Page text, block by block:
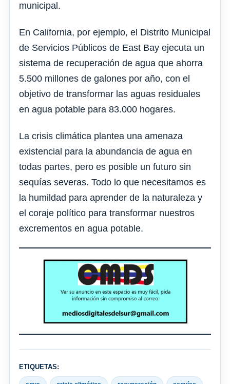
municipal.
En California, por ejemplo, el Distrito Municipal
de Servicios Públicos de East Bay ejecuta un
sistema de recuperación de agua que ahorra
5.500 millones de galones por año, con el
objetivo de transformar las aguas residuales
en agua potable para 83.000 hogares.
La crisis climática plantea una amenaza
existencial para la abundancia de agua en
todas partes, pero es posible un futuro sin
sequías severas. Todo lo que necesitamos es
la humildad para aprender de la naturaleza y
el coraje político para transformar nuestros
excrementos en agua potable.
ETIQUETAS: